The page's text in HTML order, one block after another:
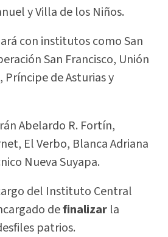
y Villa de los Niños.
con institutos como San
San Francisco, Unión
Príncipe de Asturias y
Abelardo R. Fortín,
El Verbo, Blanca Adriana
Nueva Suyapa.
del Instituto Central
definalizar la
patrios.